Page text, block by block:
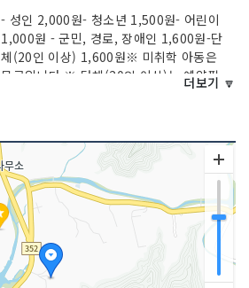
- 성인 2,000원- 청소년 1,500원- 어린이
1,000원 - 군민, 경로, 장애인 1,600원-단
체(20인 이상) 1,600원※ 미취학 아동은
무료입니다.※ 단체(20인 이상)는 예약필
[하절기(4~9월)]10:00~18:00[동절기(1
0~3월)]10:00~17:00
더보기 🔽